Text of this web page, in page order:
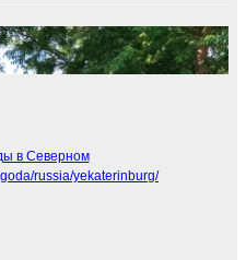
в Северном
russia/yekaterinburg/